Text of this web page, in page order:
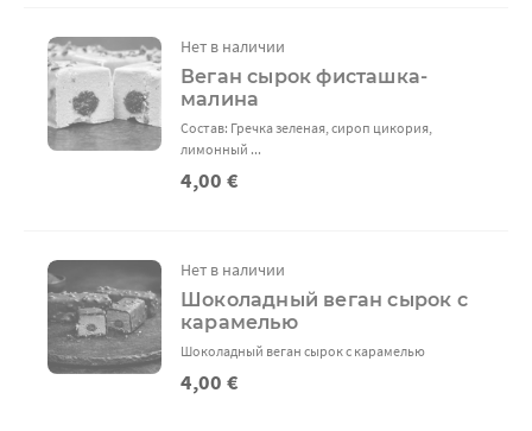
Веган сырок фисташка-
малина
4,00 €
Нет в наличии
Состав: Гречка зеленая, сироп цикория,
лимонный ...
Шоколадный веган сырок с
карамелью
4,00 €
Нет в наличии
Шоколадный веган сырок с карамелью